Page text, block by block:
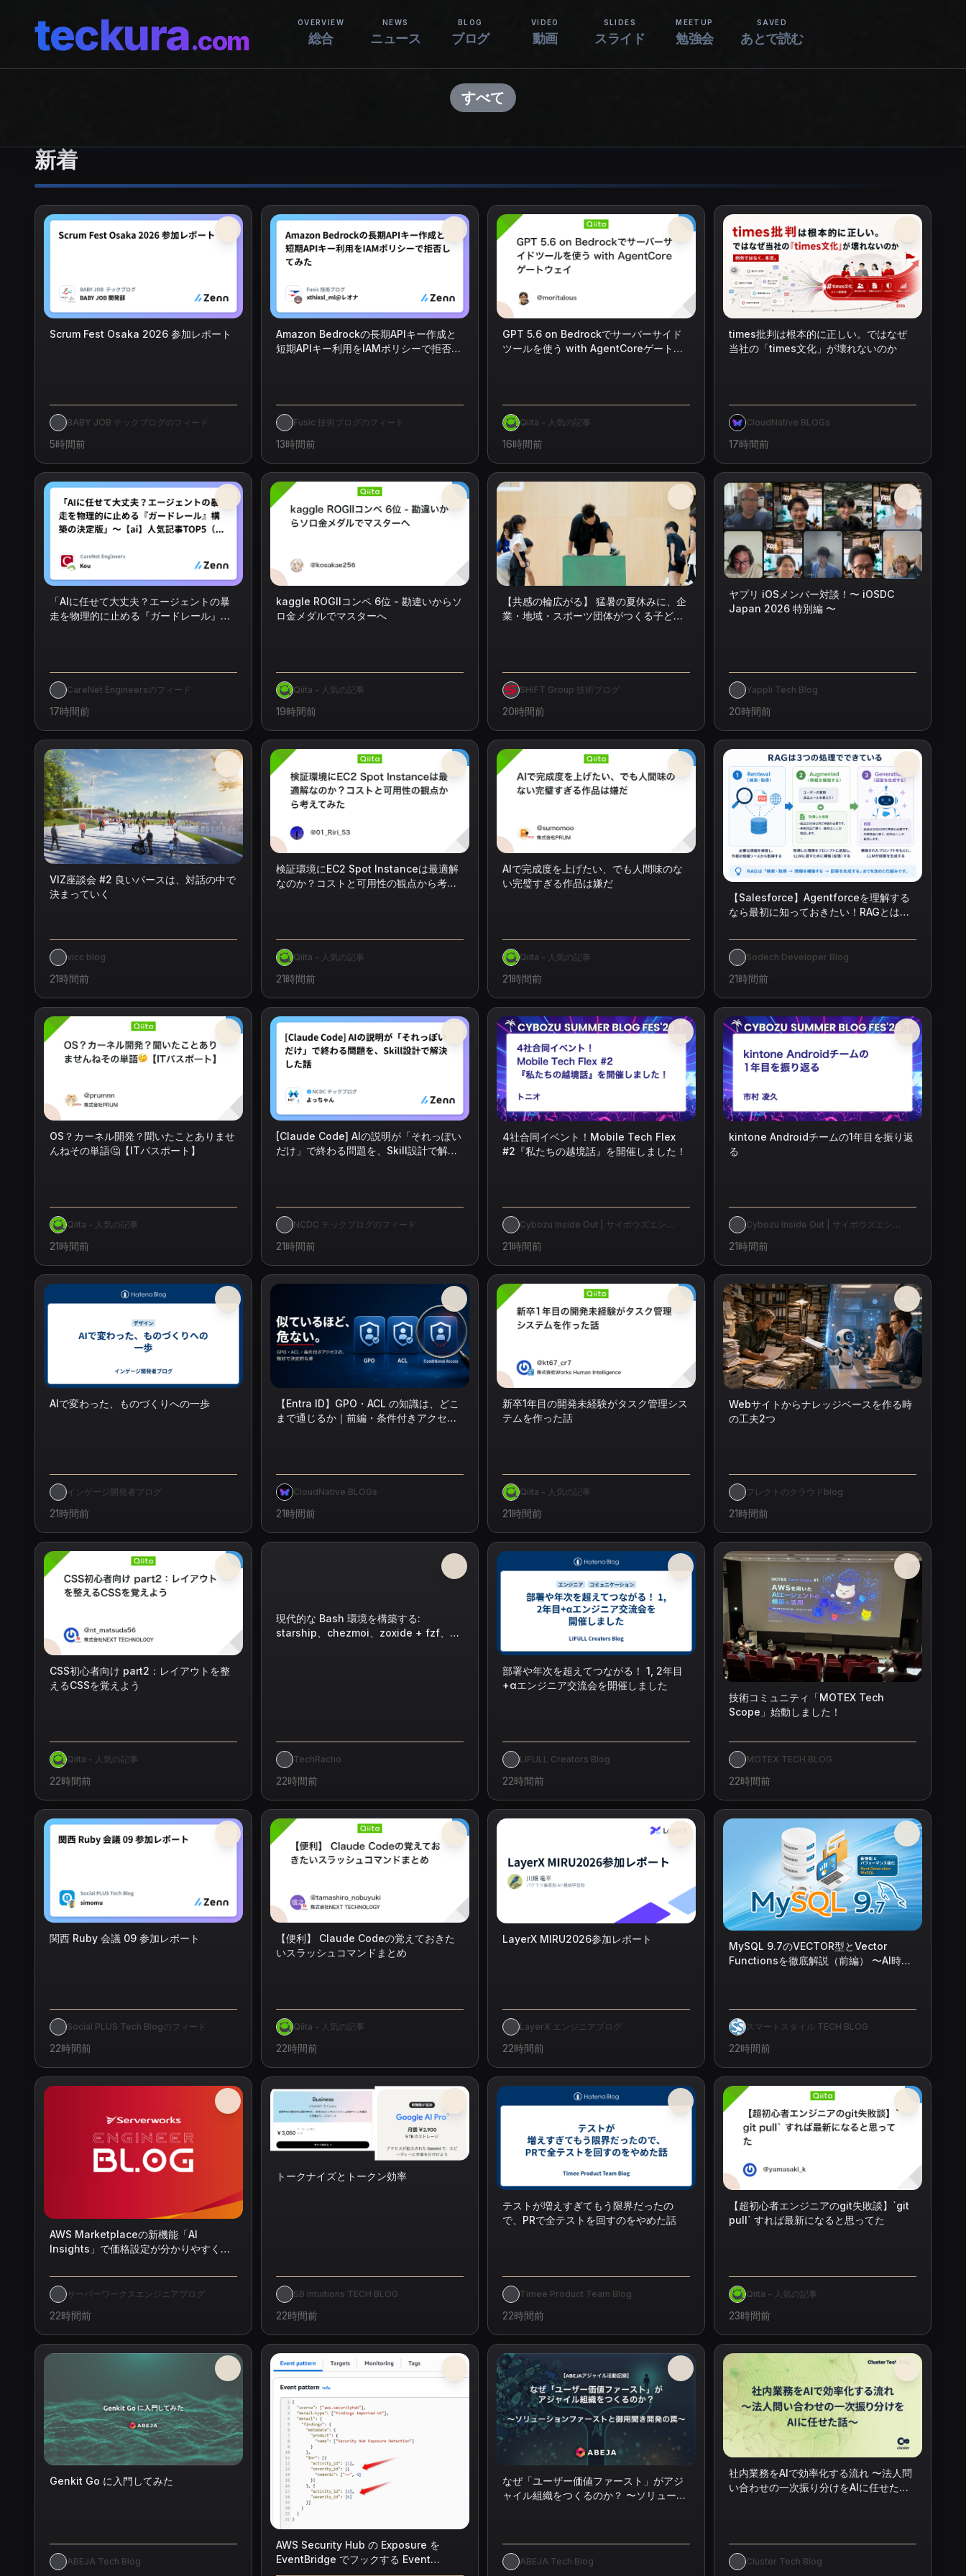
teckura.com
OVERVIEW
総合
NEWS
ニュース
BLOG
ブログ
VIDEO
動画
SLIDES
スライド
MEETUP
勉強会
SAVED
あとで読む
すべて
新着
Scrum Fest Osaka 2026 参加レポート
BABY JOB テックブログのフィード
5時間前
Amazon Bedrockの長期APIキー作成と
短期APIキー利用をIAMポリシーで拒否し
Fusic 技術ブログのフィード
13時間前
GPT 5.6 on Bedrockでサーバーサイド
ツールを使う with AgentCoreゲートウ
Qiita - 人気の記事
16時間前
times批判は根本的に正しい。ではなぜ
当社の「times文化」が壊れないのか
CloudNative BLOGs
17時間前
「AIに任せて大丈夫？エージェントの暴
走を物理的に止める『ガードレール』構
CareNet Engineersのフィード
17時間前
kaggle ROGIIコンペ 6位 - 勘違いからソ
ロ金メダルでマスターへ
Qiita - 人気の記事
19時間前
【共感の輪広がる】 猛暑の夏休みに、企
業・地域・スポーツ団体がつくる子ども
SHIFT Group 技術ブログ
20時間前
ヤプリ iOSメンバー対談！〜 iOSDC
Japan 2026 特別編 〜
Yappli Tech Blog
20時間前
VIZ座談会 #2 良いパースは、対話の中で
決まっていく
vicc blog
21時間前
検証環境にEC2 Spot Instanceは最適解
なのか？コストと可用性の観点から考え
Qiita - 人気の記事
21時間前
AIで完成度を上げたい、でも人間味のな
い完璧すぎる作品は嫌だ
Qiita - 人気の記事
21時間前
【Salesforce】Agentforceを理解する
なら最初に知っておきたい！RAGとは何
Sodech Developer Blog
21時間前
OS？カーネル開発？聞いたことありませ
んねその単語🤔【ITパスポート】
Qiita - 人気の記事
21時間前
[Claude Code] AIの説明が「それっぽい
だけ」で終わる問題を、Skill設計で解決
NCDC テックブログのフィード
21時間前
4社合同イベント！Mobile Tech Flex
#2『私たちの越境話』を開催しました！
Cybozu Inside Out | サイボウズエン
21時間前
kintone Androidチームの1年目を振り返
る
Cybozu Inside Out | サイボウズエン
21時間前
AIで変わった、ものづくりへの一歩
インゲージ開発者ブログ
21時間前
【Entra ID】GPO・ACL の知識は、どこ
まで通じるか｜前編・条件付きアクセス
CloudNative BLOGs
21時間前
新卒1年目の開発未経験がタスク管理シス
テムを作った話
Qiita - 人気の記事
21時間前
Webサイトからナレッジベースを作る時
の工夫2つ
フレクトのクラウドblog
21時間前
CSS初心者向け part2：レイアウトを整
えるCSSを覚えよう
Qiita - 人気の記事
22時間前
現代的な Bash 環境を構築する:
starship、chezmoi、zoxide + fzf、
TechRacho
22時間前
部署や年次を超えてつながる！ 1, 2年目
+αエンジニア交流会を開催しました
LIFULL Creators Blog
22時間前
技術コミュニティ「MOTEX Tech
Scope」始動しました！
MOTEX TECH BLOG
22時間前
関西 Ruby 会議 09 参加レポート
Social PLUS Tech Blogのフィード
22時間前
【便利】 Claude Codeの覚えておきた
いスラッシュコマンドまとめ
Qiita - 人気の記事
22時間前
LayerX MIRU2026参加レポート
LayerX エンジニアブログ
22時間前
MySQL 9.7のVECTOR型とVector
Functionsを徹底解説（前編） 〜AI時代
スマートスタイル TECH BLOG
22時間前
AWS Marketplaceの新機能「AI
Insights」で価格設定が分かりやすくな
サーバーワークスエンジニアブログ
22時間前
トークナイズとトークン効率
SB Intuitions TECH BLOG
22時間前
テストが増えすぎてもう限界だったの
で、PRで全テストを回すのをやめた話
Timee Product Team Blog
22時間前
【超初心者エンジニアのgit失敗談】`git
pull` すれば最新になると思ってた
Qiita - 人気の記事
23時間前
Genkit Go に入門してみた
ABEJA Tech Blog
AWS Security Hub の Exposure を
EventBridge でフックする Event
pattern を考える
なぜ「ユーザー価値ファースト」がアジ
ャイル組織をつくるのか？ 〜ソリューシ
ABEJA Tech Blog
社内業務をAIで効率化する流れ 〜法人問
い合わせの一次振り分けをAIに任せた
Cluster Tech Blog